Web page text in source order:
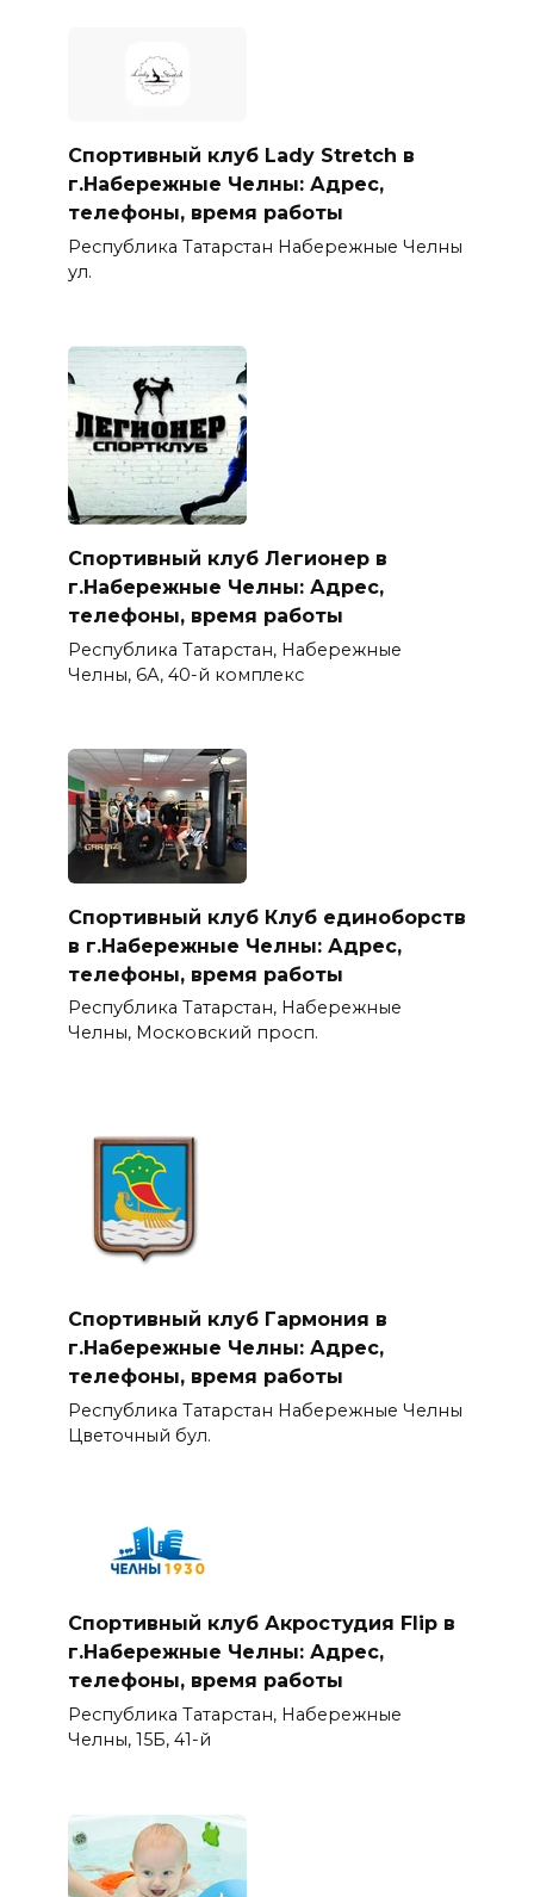
Спортивный клуб Lady Stretch в
г.Набережные Челны: Адрес,
телефоны, время работы
Республика Татарстан Набережные Челны
ул.
Спортивный клуб Легионер в
г.Набережные Челны: Адрес,
телефоны, время работы
Республика Татарстан, Набережные
Челны, 6А, 40-й комплекс
Спортивный клуб Клуб единоборств
в г.Набережные Челны: Адрес,
телефоны, время работы
Республика Татарстан, Набережные
Челны, Московский просп.
Спортивный клуб Гармония в
г.Набережные Челны: Адрес,
телефоны, время работы
Республика Татарстан Набережные Челны
Цветочный бул.
Спортивный клуб Акростудия Flip в
г.Набережные Челны: Адрес,
телефоны, время работы
Республика Татарстан, Набережные
Челны, 15Б, 41-й